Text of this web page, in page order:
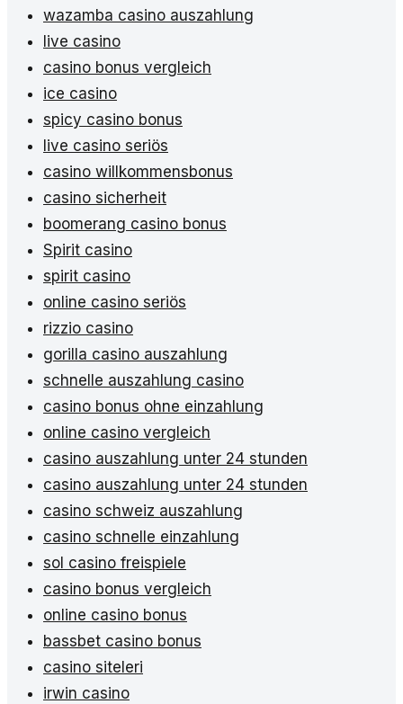
wazamba casino auszahlung
live casino
casino bonus vergleich
ice casino
spicy casino bonus
live casino seriös
casino willkommensbonus
casino sicherheit
boomerang casino bonus
Spirit casino
spirit casino
online casino seriös
rizzio casino
gorilla casino auszahlung
schnelle auszahlung casino
casino bonus ohne einzahlung
online casino vergleich
casino auszahlung unter 24 stunden
casino auszahlung unter 24 stunden
casino schweiz auszahlung
casino schnelle einzahlung
sol casino freispiele
casino bonus vergleich
online casino bonus
bassbet casino bonus
casino siteleri
irwin casino